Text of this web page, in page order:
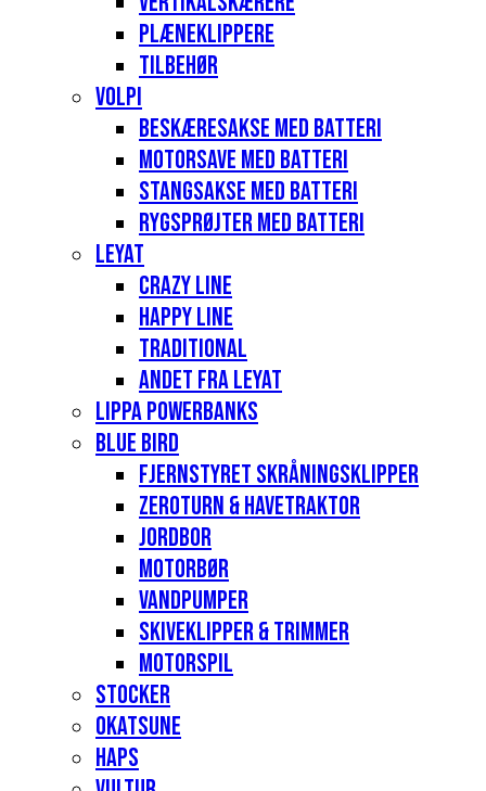
Plæneklippere
Tilbehør
Volpi
Beskæresakse med batteri
Motorsave med batteri
Stangsakse med batteri
Rygsprøjter med batteri
Leyat
Crazy Line
Happy Line
Traditional
Andet fra Leyat
Lippa Powerbanks
Blue Bird
Fjernstyret skråningsklipper
Zeroturn & havetraktor
Jordbor
Motorbør
Vandpumper
Skiveklipper & Trimmer
Motorspil
Stocker
Okatsune
Haps